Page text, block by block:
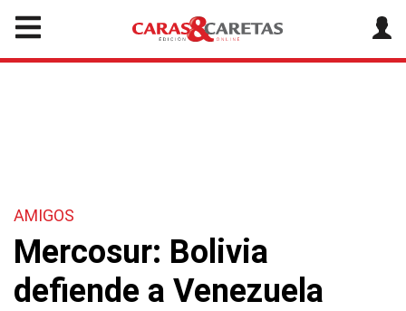
AMIGOS
Mercosur: Bolivia
defiende a Venezuela